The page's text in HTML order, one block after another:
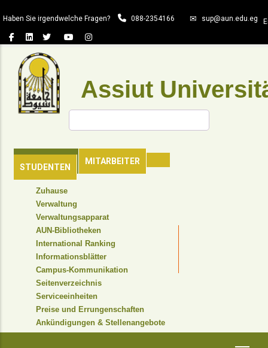
zum
Inhalt
Haben Sie irgendwelche Fragen? 088-2354166 sup@aun.edu.eg
Assiut
MITARBEITER
STUDENTEN
Suche
HEADER
NAVIGATION
Zuhause
Verwaltung
Verwaltungsapparat
AUN-Bibliotheken
International Ranking
Informationsblätter
Campus-Kommunikation
Seitenverzeichnis
Serviceeinheiten
Preise und Errungenschaften
Ankündigungen & Stellenangebote